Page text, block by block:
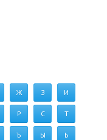
Ж З И
Р С Т
Ъ Ы Ь